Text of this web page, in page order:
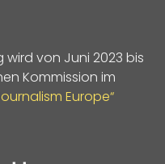
von Juni 2023 bis
Kommission im
Europe“